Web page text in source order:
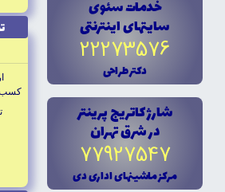
خدمات سئوى
سايتهاى اينترنتى
22273576
دکتر طراحى
شارژ کاتريج پرينتر
در شرق تهران
77927547
مرکز ماشينهاى ادارى دى
كسب
ها